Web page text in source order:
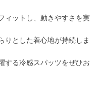
ィットし、動きやすさを実
りとした着心地が持続しま
する冷感スパッツをぜひお